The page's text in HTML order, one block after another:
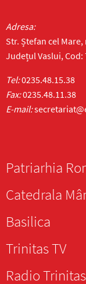
Adresa:
Str. Ștefan cel
Județul Vaslui, Cod:
Tel:0235.48.15.38
Fax:0235.48.11.38
E-mail:
Patriarhia
Catedrala
Basilica
Trinitas TV
Radio Trinitas